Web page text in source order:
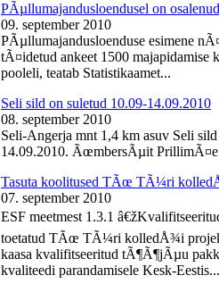
PÃµllumajandusloendusel on
09. september 2010
PÃµllumajandusloenduse esimene
tÃ¤idetud ankeet 1500 majapidamise
pooleli, teatab Statistikaamet...
Seli sild on suletud 10.09-14.09.2010
08. september 2010
Seli-Angerja mnt 1,4 km asuv Seli
14.09.2010. ÃœmbersÃµit
Tasuta koolitused TÃœ TÃ¼ri
07. september 2010
ESF meetmest 1.3.1
toetatud TÃœ TÃ¼ri kolledÅ¾i
kaasa kvalifitseeritud tÃ¶Ã¶jÃµu
kvaliteedi parandamisele Kesk-Eestis...